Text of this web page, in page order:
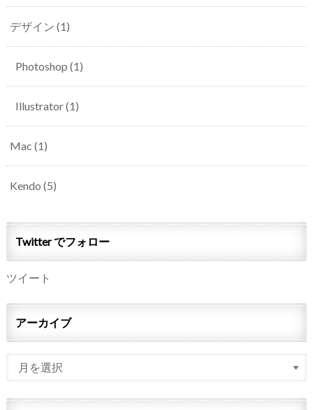
デザイン (1)
Photoshop (1)
Illustrator(1)
Mac (1)
Kendo (5)
Twitter でフォロー
ツイート
アーカイブ